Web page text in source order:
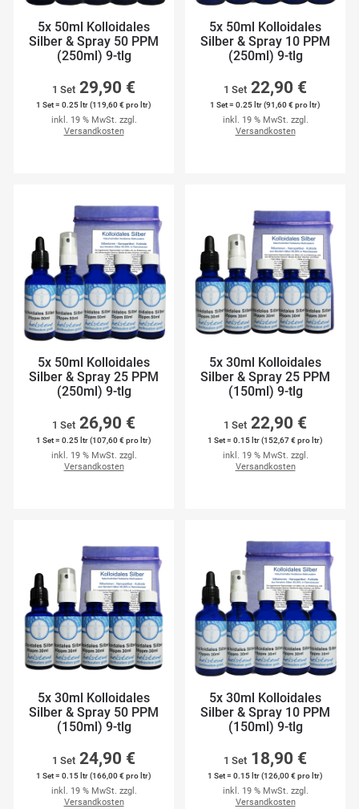
5x 50ml Kolloidales
Silber & Spray 50 PPM
(250ml) 9-tlg
1 Set 29,90 €
1 Set = 0.25 ltr (119,60 € pro ltr)
inkl. 19 % MwSt. zzgl.
Versandkosten
5x 50ml Kolloidales
Silber & Spray 10 PPM
(250ml) 9-tlg
1 Set 22,90 €
1 Set = 0.25 ltr (91,60 € pro ltr)
inkl. 19 % MwSt. zzgl.
Versandkosten
5x 50ml Kolloidales
Silber & Spray 25 PPM
(250ml) 9-tlg
1 Set 26,90 €
1 Set = 0.25 ltr (107,60 € pro ltr)
inkl. 19 % MwSt. zzgl.
Versandkosten
5x 30ml Kolloidales
Silber & Spray 25 PPM
(150ml) 9-tlg
1 Set 22,90 €
1 Set = 0.15 ltr (152,67 € pro ltr)
inkl. 19 % MwSt. zzgl.
Versandkosten
5x 30ml Kolloidales
Silber & Spray 50 PPM
(150ml) 9-tlg
1 Set 24,90 €
1 Set = 0.15 ltr (166,00 € pro ltr)
inkl. 19 % MwSt. zzgl.
Versandkosten
5x 30ml Kolloidales
Silber & Spray 10 PPM
(150ml) 9-tlg
1 Set 18,90 €
1 Set = 0.15 ltr (126,00 € pro ltr)
inkl. 19 % MwSt. zzgl.
Versandkosten